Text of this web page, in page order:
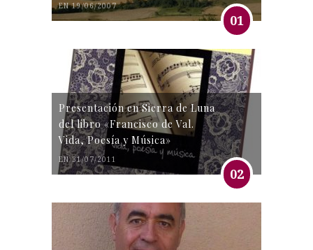
EN 19/06/2007
01
Presentación en Sierra de Luna
del libro «Francisco de Val.
Vida, Poesía y Música»
EN 31/07/2011
02